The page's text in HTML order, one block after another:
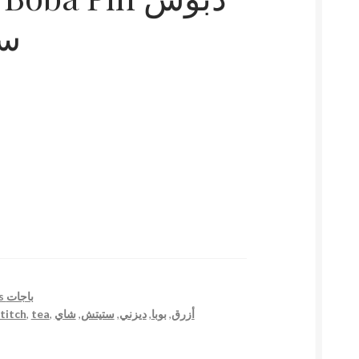
Pins باجات
, tea, أزرق,بوبا,ديزني, ستيتش, شاي